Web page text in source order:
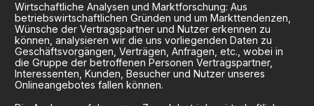
Wirtschaftliche Analysen und Marktforschung: Aus
betriebswirtschaftlichen Gründen und um Markttendenzen,
Wünsche der Vertragspartner und Nutzer erkennen zu
können, analysieren wir die uns vorliegenden Daten zu
Geschäftsvorgängen, Verträgen, Anfragen, etc., wobei in
die Gruppe der betroffenen Personen Vertragspartner,
Interessenten, Kunden, Besucher und Nutzer unseres
Onlineangebotes fallen können.